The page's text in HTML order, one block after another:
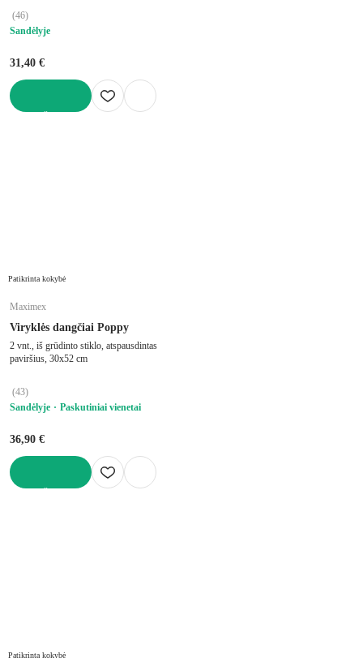
(46)
Sandėlyje
31,40 €
Patikrinta kokybė
Maximex
Viryklės dangčiai Poppy
2 vnt., iš grūdinto stiklo, atspausdintas
paviršius, 30x52 cm
(43)
Sandėlyje
Paskutiniai vienetai
36,90 €
Patikrinta kokybė